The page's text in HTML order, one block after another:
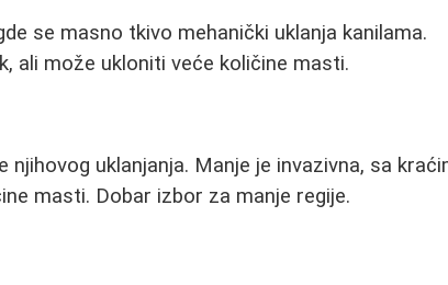
se masno tkivo mehanički uklanja kanilama.
ali može ukloniti veće količine masti.
uklanjanja. Manje je invazivna, sa
masti. Dobar izbor za manje regije.